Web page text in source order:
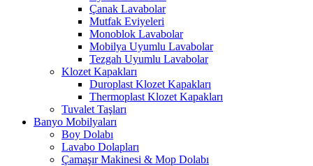
Çanak Lavabolar
Mutfak Eviyeleri
Monoblok Lavabolar
Mobilya Uyumlu Lavabolar
Tezgah Uyumlu Lavabolar
Klozet Kapakları
Duroplast Klozet Kapakları
Thermoplast Klozet Kapakları
Tuvalet Taşları
Banyo Mobilyaları
Boy Dolabı
Lavabo Dolapları
Çamaşır Makinesi & Mop Dolabı